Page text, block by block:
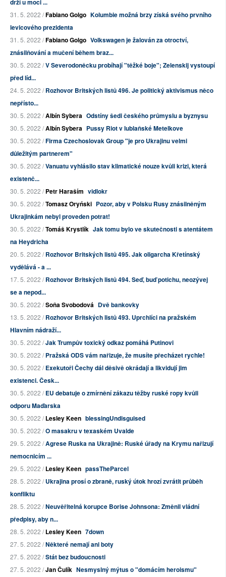
drží u moci ...
31. 5. 2022 /Fabiano Golgo Kolumbie možná brzy získá svého prvního
levicového prezidenta
31. 5. 2022 /Fabiano Golgo Volkswagen je žalován za otroctví,
znásilňování a mučení během braz...
30. 5. 2022 /V Severodoněcku probíhají "těžké boje"; Zelenskij vystoupí
před líd...
24. 5. 2022 /Rozhovor Britských listů 496. Je politický aktivismus něco
nepřísto...
30. 5. 2022 /Albín Sybera Odstíny šedi českého průmyslu a byznysu
30. 5. 2022 /Albín Sybera Pussy Riot v lublaňské Metelkove
30. 5. 2022 /Firma Czechoslovak Group "je pro Ukrajinu velmi
důležitým partnerem"
30. 5. 2022 /Vanuatu vyhlásilo stav klimatické nouze kvůli krizi, která
existenč...
30. 5. 2022 /Petr Haraším vidlokr
30. 5. 2022 /Tomasz Oryński Pozor, aby v Polsku Rusy znásilněným
Ukrajinkám nebyl proveden potrat!
30. 5. 2022 /Tomáš Krystlík Jak tomu bylo ve skutečnosti s atentátem
na Heydricha
20. 5. 2022 /Rozhovor Britských listů 495. Jak oligarcha Křetínský
vydělává - a ...
17. 5. 2022 /Rozhovor Britských listů 494. Seď, buď potichu, neozývej
se a nepod...
30. 5. 2022 /Soňa Svobodová Dvě bankovky
13. 5. 2022 /Rozhovor Britských listů 493. Uprchlíci na pražském
Hlavním nádraží...
30. 5. 2022 /Jak Trumpův toxický odkaz pomáhá Putinovi
30. 5. 2022 /Pražská ODS vám nařizuje, že musíte přecházet rychle!
30. 5. 2022 /Exekutoři Čechy dál děsivě okrádají a likvidují jim
existenci. Česk...
30. 5. 2022 /EU debatuje o zmírnění zákazu těžby ruské ropy kvůli
odporu Maďarska
30. 5. 2022 /Lesley Keen blessingUndisguised
30. 5. 2022 /O masakru v texaském Uvalde
29. 5. 2022 /Agrese Ruska na Ukrajině: Ruské úřady na Krymu nařizují
nemocnicím ...
29. 5. 2022 /Lesley Keen passTheParcel
28. 5. 2022 /Ukrajina prosí o zbraně, ruský útok hrozí zvrátit průběh
konfliktu
28. 5. 2022 /Neuvěřitelná korupce Borise Johnsona: Změnil vládní
předpisy, aby n...
28. 5. 2022 /Lesley Keen 7down
27. 5. 2022 /Některé nemají ani boty
27. 5. 2022 /Stát bez budoucnosti
27. 5. 2022 /Jan Čulík Nesmyslný mýtus o "domácím heroismu"